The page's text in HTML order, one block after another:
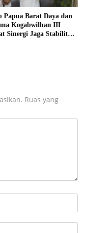
Papua Barat Daya dan
Kogabwilhan III
Sinergi Jaga Stabilitas
Ruas yang